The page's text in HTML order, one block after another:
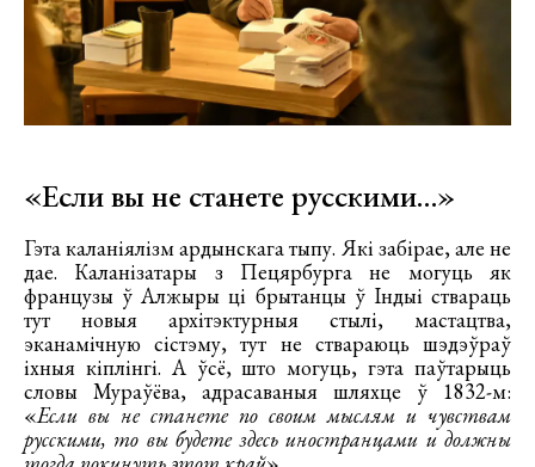
«Если вы не станете русскими…»
Гэта каланіялізм ардынскага тыпу. Які забірае, але не
дае. Каланізатары з Пецярбурга не могуць як
французы ў Алжыры ці брытанцы ў Індыі ствараць
тут новыя архітэктурныя стылі, мастацтва,
эканамічную сістэму, тут не ствараюць шэдэўраў
іхныя кіплінгі. А ўсё, што могуць, гэта паўтарыць
словы Мураўёва, адрасаваныя шляхце ў 1832-м:
«Если вы не станете по своим мыслям и чувствам
русскими, то вы будете здесь иностранцами и должны